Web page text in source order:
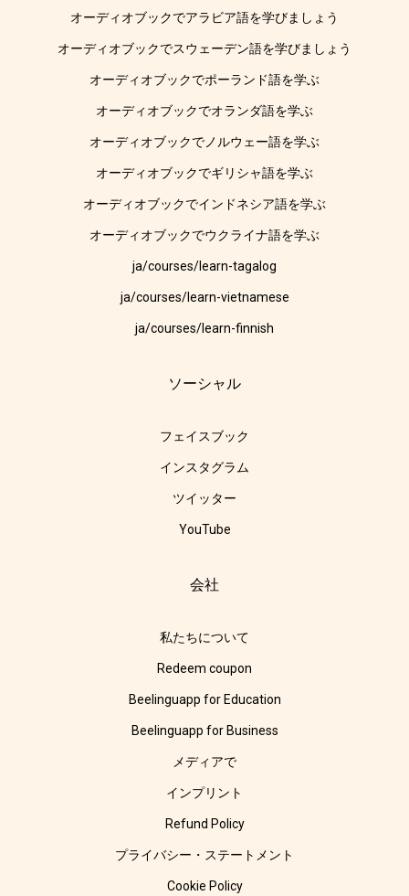
オーディオブックでアラビア語を学びましょう
オーディオブックでスウェーデン語を学びましょう
オーディオブックでポーランド語を学ぶ
オーディオブックでオランダ語を学ぶ
オーディオブックでノルウェー語を学ぶ
オーディオブックでギリシャ語を学ぶ
オーディオブックでインドネシア語を学ぶ
オーディオブックでウクライナ語を学ぶ
ja/courses/learn-tagalog
ja/courses/learn-vietnamese
ja/courses/learn-finnish
ソーシャル
フェイスブック
インスタグラム
ツイッター
YouTube
会社
私たちについて
Redeem coupon
Beelinguapp for Education
Beelinguapp for Business
メディアで
インプリント
Refund Policy
プライバシー・ステートメント
Cookie Policy